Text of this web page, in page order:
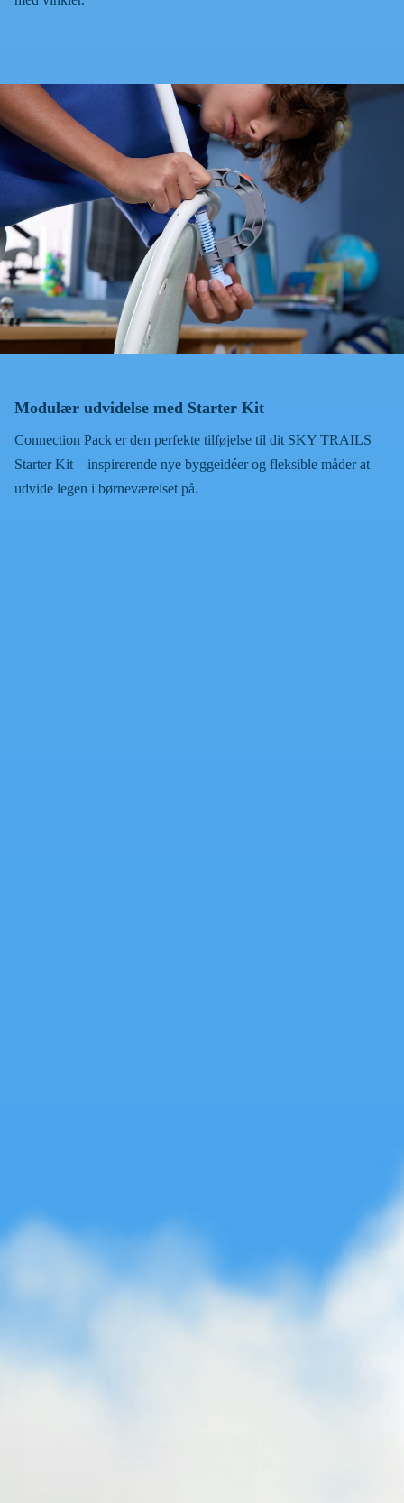
Modulær udvidelse med Starter Kit
Connection Pack er den perfekte tilføjelse til dit SKY TRAILS
Starter Kit – inspirerende nye byggeidéer og fleksible måder at
udvide legen i børneværelset på.